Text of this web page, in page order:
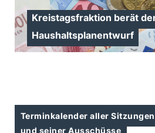
Kreistagsfraktion berät
Haushaltsplanentwurf
Terminkalender aller
und seiner Ausschüsse